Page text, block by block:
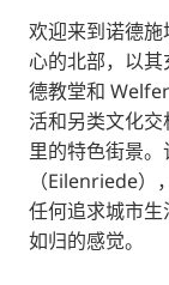
欢迎来到诺德
心的北部，以
德教堂和
活和另类文化
里的特色街景
（Eilenriede）
任何追求城市
如归的感觉。